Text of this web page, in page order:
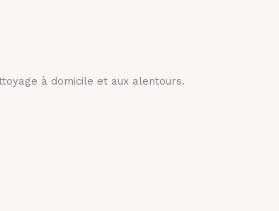
à domicile et aux alentours.